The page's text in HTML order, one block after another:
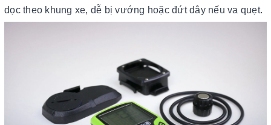
dọc theo khung xe, dễ bị vướng hoặc đứt dây nếu va quẹt.